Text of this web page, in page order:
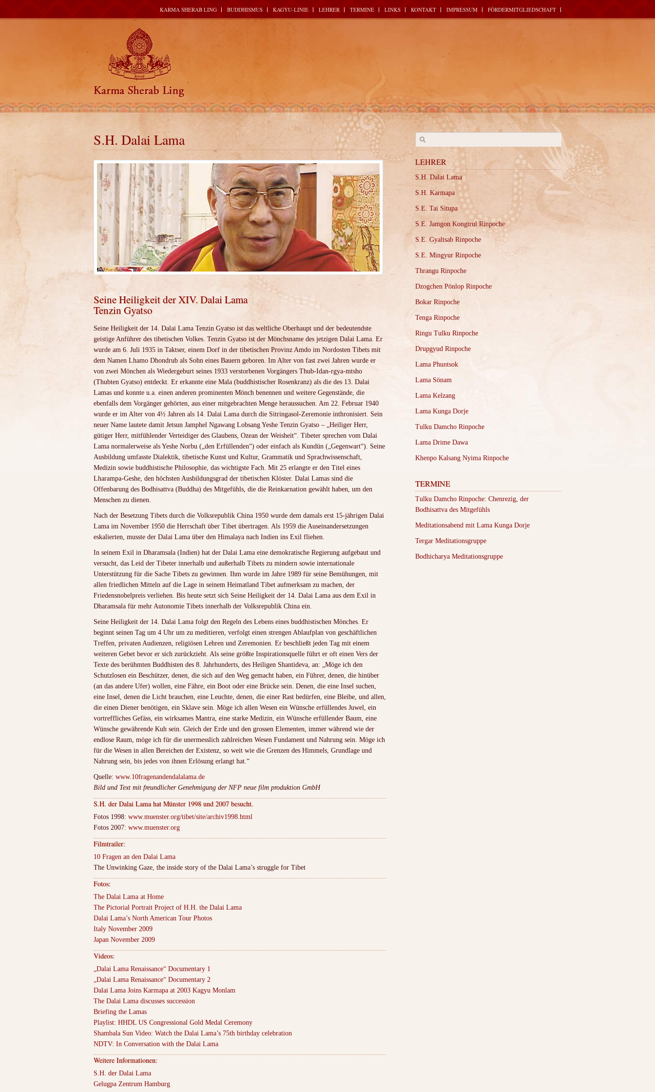
KARMA SHERAB LING BUDDHISMUS KAGYU-LINIE LEHRER TERMINE LINKS KONTAKT IMPRESSUM FÖRDERMITGLIEDSCHAFT
S.H. Dalai Lama
Seine Heiligkeit der XIV. Dalai Lama
Tenzin Gyatso
Seine Heiligkeit der 14. Dalai Lama Tenzin Gyatso ist das weltliche Oberhaupt und der bedeutendste
geistige Anführer des tibetischen Volkes. Tenzin Gyatso ist der Mönchsname des jetzigen Dalai Lama. Er
wurde am 6. Juli 1935 in Taktser, einem Dorf in der tibetischen Provinz Amdo im Nordosten Tibets mit
dem Namen Lhamo Dhondrub als Sohn eines Bauern geboren. Im Alter von fast zwei Jahren wurde er
von zwei Mönchen als Wiedergeburt seines 1933 verstorbenen Vorgängers Thub-Idan-rgya-mtsho
(Thubten Gyatso) entdeckt. Er erkannte eine Mala (buddhistischer Rosenkranz) als die des 13. Dalai
Lamas und konnte u.a. einen anderen prominenten Mönch benennen und weitere Gegenstände, die
ebenfalls dem Vorgänger gehörten, aus einer mitgebrachten Menge heraussuchen. Am 22. Februar 1940
wurde er im Alter von 4½ Jahren als 14. Dalai Lama durch die Sitringasol-Zeremonie inthronisiert. Sein
neuer Name lautete damit Jetsun Jamphel Ngawang Lobsang Yeshe Tenzin Gyatso – „Heiliger Herr,
gütiger Herr, mitfühlender Verteidiger des Glaubens, Ozean der Weisheit“. Tibeter sprechen vom Dalai
Lama normalerweise als Yeshe Norbu („den Erfüllenden“) oder einfach als Kundün („Gegenwart“). Seine
Ausbildung umfasste Dialektik, tibetische Kunst und Kultur, Grammatik und Sprachwissenschaft,
Medizin sowie buddhistische Philosophie, das wichtigste Fach. Mit 25 erlangte er den Titel eines
Lharampa-Geshe, den höchsten Ausbildungsgrad der tibetischen Klöster. Dalai Lamas sind die
Offenbarung des Bodhisattva (Buddha) des Mitgefühls, die die Reinkarnation gewählt haben, um den
Menschen zu dienen.
Nach der Besetzung Tibets durch die Volksrepublik China 1950 wurde dem damals erst 15-jährigen Dalai
Lama im November 1950 die Herrschaft über Tibet übertragen. Als 1959 die Auseinandersetzungen
eskalierten, musste der Dalai Lama über den Himalaya nach Indien ins Exil fliehen.
In seinem Exil in Dharamsala (Indien) hat der Dalai Lama eine demokratische Regierung aufgebaut und
versucht, das Leid der Tibeter innerhalb und außerhalb Tibets zu mindern sowie internationale
Unterstützung für die Sache Tibets zu gewinnen. Ihm wurde im Jahre 1989 für seine Bemühungen, mit
allen friedlichen Mitteln auf die Lage in seinem Heimatland Tibet aufmerksam zu machen, der
Friedensnobelpreis verliehen. Bis heute setzt sich Seine Heiligkeit der 14. Dalai Lama aus dem Exil in
Dharamsala für mehr Autonomie Tibets innerhalb der Volksrepublik China ein.
Seine Heiligkeit der 14. Dalai Lama folgt den Regeln des Lebens eines buddhistischen Mönches. Er
beginnt seinen Tag um 4 Uhr um zu meditieren, verfolgt einen strengen Ablaufplan von geschäftlichen
Treffen, privaten Audienzen, religiösen Lehren und Zeremonien. Er beschließt jeden Tag mit einem
weiteren Gebet bevor er sich zurückzieht. Als seine größte Inspirationsquelle führt er oft einen Vers der
Texte des berühmten Buddhisten des 8. Jahrhunderts, des Heiligen Shantideva, an: „Möge ich den
Schutzlosen ein Beschützer, denen, die sich auf den Weg gemacht haben, ein Führer, denen, die hinüber
(an das andere Ufer) wollen, eine Fähre, ein Boot oder eine Brücke sein. Denen, die eine Insel suchen,
eine Insel, denen die Licht brauchen, eine Leuchte, denen, die einer Rast bedürfen, eine Bleibe, und allen,
die einen Diener benötigen, ein Sklave sein. Möge ich allen Wesen ein Wünsche erfüllendes Juwel, ein
vortreffliches Gefäss, ein wirksames Mantra, eine starke Medizin, ein Wünsche erfüllender Baum, eine
Wünsche gewährende Kuh sein. Gleich der Erde und den grossen Elementen, immer während wie der
endlose Raum, möge ich für die unermesslich zahlreichen Wesen Fundament und Nahrung sein. Möge ich
für die Wesen in allen Bereichen der Existenz, so weit wie die Grenzen des Himmels, Grundlage und
Nahrung sein, bis jedes von ihnen Erlösung erlangt hat.“
Quelle: www.10fragenandendalalama.de
Bild und Text mit freundlicher Genehmigung der NFP neue film produktion GmbH
S.H. der Dalai Lama hat Münster 1998 und 2007 besucht.
Fotos 1998: www.muenster.org/tibet/site/archiv1998.html
Fotos 2007: www.muenster.org
Filmtrailer:
10 Fragen an den Dalai Lama
The Unwinking Gaze, the inside story of the Dalai Lama’s struggle for Tibet
Fotos:
The Dalai Lama at Home
The Pictorial Portrait Project of H.H. the Dalai Lama
Dalai Lama’s North American Tour Photos
Italy November 2009
Japan November 2009
Videos:
„Dalai Lama Renaissance“ Documentary 1
„Dalai Lama Renaissance“ Documentary 2
Dalai Lama Joins Karmapa at 2003 Kagyu Monlam
The Dalai Lama discusses succession
Briefing the Lamas
Playlist: HHDL US Congressional Gold Medal Ceremony
Shambala Sun Video: Watch the Dalai Lama’s 75th birthday celebration
NDTV: In Conversation with the Dalai Lama
Weitere Informationen:
S.H. der Dalai Lama
Gelugpa Zentrum Hamburg
LEHRER
S.H. Dalai Lama
S.H. Karmapa
S.E. Tai Situpa
S.E. Jamgon Kongtrul Rinpoche
S.E. Gyaltsab Rinpoche
S.E. Mingyur Rinpoche
Thrangu Rinpoche
Dzogchen Pönlop Rinpoche
Bokar Rinpoche
Tenga Rinpoche
Ringu Tulku Rinpoche
Drupgyud Rinpoche
Lama Phuntsok
Lama Sönam
Lama Kelzang
Lama Kunga Dorje
Tulku Damcho Rinpoche
Lama Drime Dawa
Khenpo Kalsang Nyima Rinpoche
TERMINE
Tulku Damcho Rinpoche: Chenrezig, der
Bodhisattva des Mitgefühls
Meditationsabend mit Lama Kunga Dorje
Tergar Meditationsgruppe
Bodhicharya Meditationsgruppe